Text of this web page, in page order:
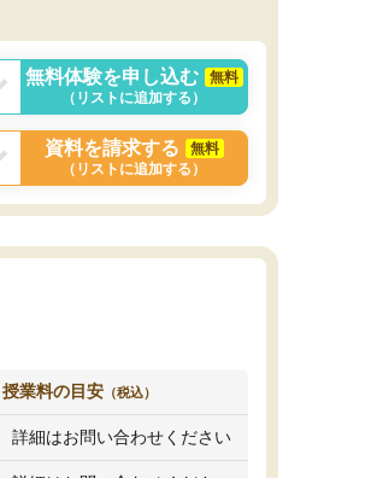
と感じました。
無料体験を申し込む
無料
（リストに追加する）
資料を請求する
無料
（リストに追加する）
授業料の目安 （税込）
詳細はお問い合わせください